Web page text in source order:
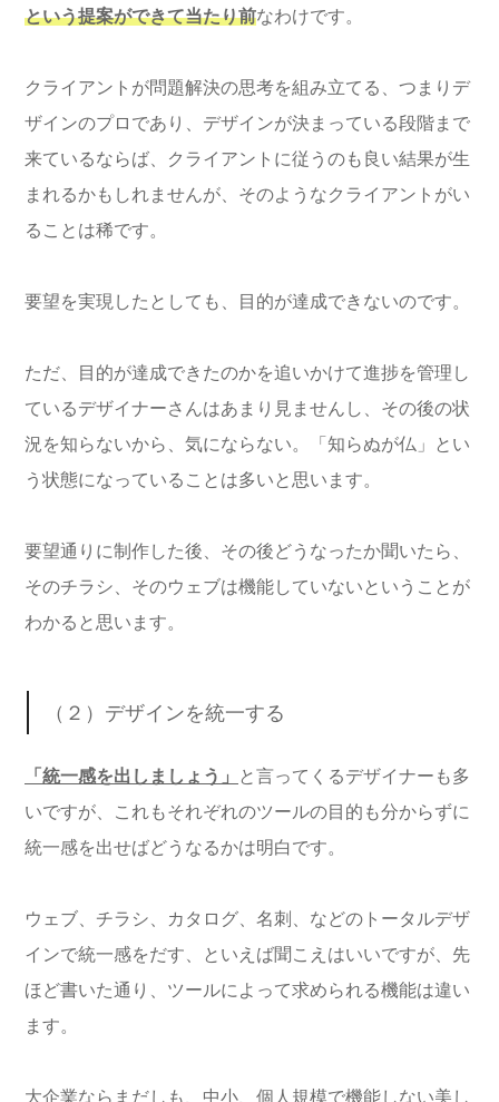
という提案ができて当たり前なわけです。
クライアントが問題解決の思考を組み立てる、つまりデ
ザインのプロであり、デザインが決まっている段階まで
来ているならば、クライアントに従うのも良い結果が生
まれるかもしれませんが、そのようなクライアントがい
ることは稀です。
要望を実現したとしても、目的が達成できないのです。
ただ、目的が達成できたのかを追いかけて進捗を管理し
ているデザイナーさんはあまり見ませんし、その後の状
況を知らないから、気にならない。「知らぬが仏」とい
う状態になっていることは多いと思います。
要望通りに制作した後、その後どうなったか聞いたら、
そのチラシ、そのウェブは機能していないということが
わかると思います。
（２）デザインを統一する
「統一感を出しましょう」
と言ってくるデザイナーも多
いですが、これもそれぞれのツールの目的も分からずに
統一感を出せばどうなるかは明白です。
ウェブ、チラシ、カタログ、名刺、などのトータルデザ
インで統一感をだす、といえば聞こえはいいですが、先
ほど書いた通り、ツールによって求められる機能は違い
ます。
大企業ならまだしも、中小、個人規模で機能しない美し